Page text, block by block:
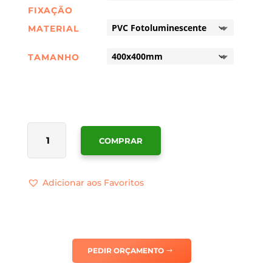
FIXAÇÃO
MATERIAL
TAMANHO
QUANTIDADE
SINALÉTICA
360º
COMPRAR
Adicionar aos Favoritos
PEDIR ORÇAMENTO